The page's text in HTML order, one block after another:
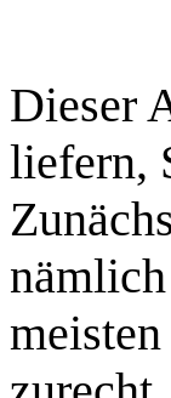
Dieser
liefern,